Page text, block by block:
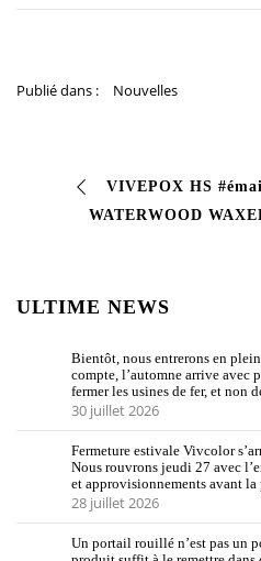
Publié dans : Nouvelles
ULTIME NEWS
Bientôt, nous entrerons en
compte, l’automne arrive avec
fermer les usines de fer, et non
30 juillet 2026
Fermeture estivale Vivcolor
Nous rouvrons jeudi 27 avec
et approvisionnements avant la
28 juillet 2026
Un portail rouillé n’est pas un